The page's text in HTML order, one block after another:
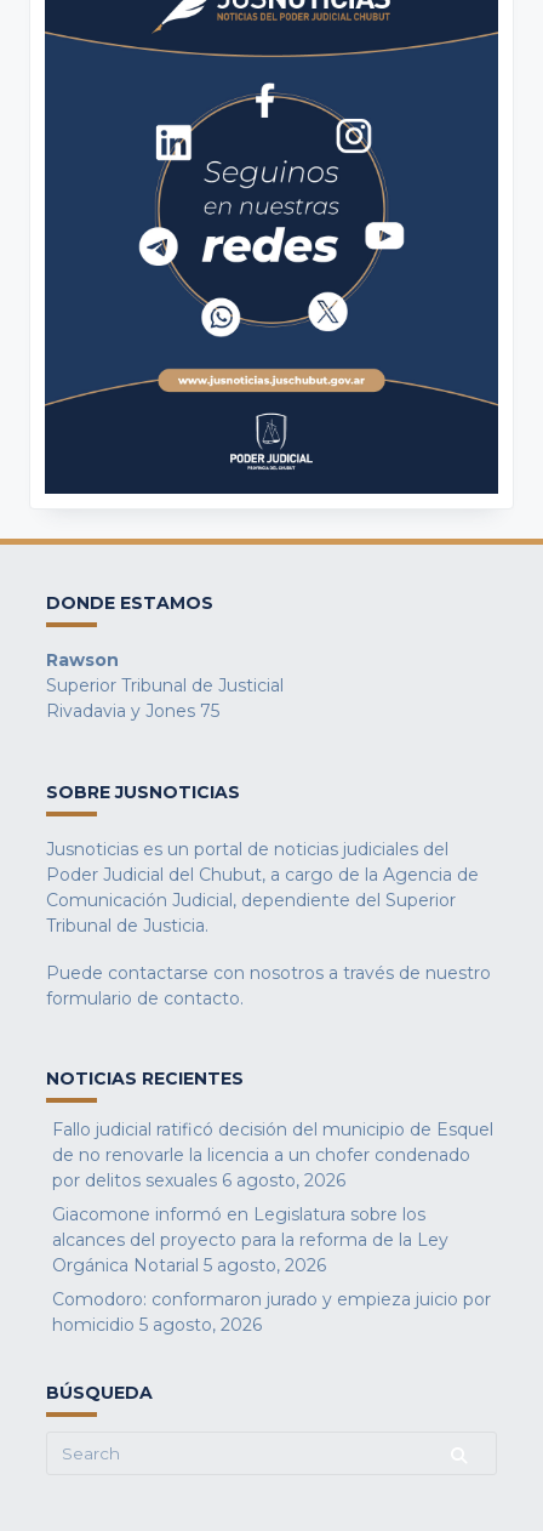
DONDE ESTAMOS
Rawson
Superior Tribunal de Justicial
Rivadavia y Jones 75
SOBRE JUSNOTICIAS
Jusnoticias es un portal de noticias judiciales del
Poder Judicial del Chubut, a cargo de la Agencia de
Comunicación Judicial, dependiente del Superior
Tribunal de Justicia.
Puede contactarse con nosotros a través de nuestro
formulario de contacto.
NOTICIAS RECIENTES
Fallo judicial ratificó decisión del municipio de Esquel
de no renovarle la licencia a un chofer condenado
por delitos sexuales 6 agosto, 2026
Giacomone informó en Legislatura sobre los
alcances del proyecto para la reforma de la Ley
Orgánica Notarial 5 agosto, 2026
Comodoro: conformaron jurado y empieza juicio por
homicidio 5 agosto, 2026
BÚSQUEDA
Search